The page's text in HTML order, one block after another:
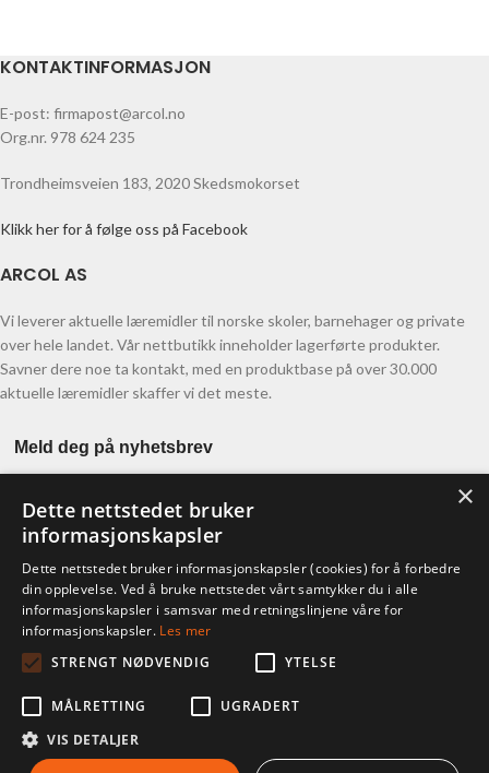
KONTAKTINFORMASJON
E-post: firmapost@arcol.no
Org.nr. 978 624 235
Trondheimsveien 183, 2020 Skedsmokorset
Klikk her for å følge oss på Facebook
ARCOL AS
Vi leverer aktuelle læremidler til norske skoler, barnehager og private
over hele landet. Vår nettbutikk inneholder lagerførte produkter.
Savner dere noe ta kontakt, med en produktbase på over 30.000
aktuelle læremidler skaffer vi det meste.
Meld deg på nyhetsbrev
KONTO
Ordre
Kontodetaljer
Glemt passord
2019 UTVIKLET AVWebCraft AS.
×
Dette nettstedet bruker
informasjonskapsler
Dette nettstedet bruker informasjonskapsler (cookies) for å forbedre
din opplevelse. Ved å bruke nettstedet vårt samtykker du i alle
informasjonskapsler i samsvar med retningslinjene våre for
informasjonskapsler. Les mer
STRENGT NØDVENDIG
YTELSE
MÅLRETTING
UGRADERT
VIS DETALJER